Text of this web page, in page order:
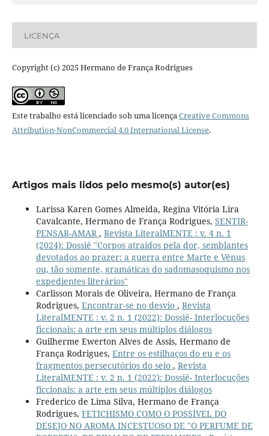
LICENÇA
Copyright (c) 2025 Hermano de França Rodrigues
Este trabalho está licenciado sob uma licençaCreative Commons
Attribution-NonCommercial 4.0 International License.
Artigos mais lidos pelo mesmo(s) autor(es)
Larissa Karen Gomes Almeida, Regina Vitória Lira
Cavalcante, Hermano de França Rodrigues, SENTIR-
PENSAR-AMAR, Revista LiteralMENTE : v. 4 n. 1
(2024): Dossiê "Corpos atraídos pela dor, semblantes
devotados ao prazer: a guerra entre Marte e Vênus
ou, tão somente, gramáticas do sadomasoquismo nos
expedientes literários"
Carlisson Morais de Oliveira, Hermano de França
Rodrigues, Encontrar-se no desvio , Revista
LiteralMENTE : v. 2 n. 1 (2022): Dossiê- Interlocuções
ficcionais: a arte em seus múltiplos diálogos
Guilherme Ewerton Alves de Assis, Hermano de
França Rodrigues, Entre os estilhaços do eu e os
fragmentos persecutórios do seio , Revista
LiteralMENTE : v. 2 n. 1 (2022): Dossiê- Interlocuções
ficcionais: a arte em seus múltiplos diálogos
Frederico de Lima Silva, Hermano de França
Rodrigues, FETICHISMO COMO O POSSÍVEL DO
DESEJO NO AROMA INCESTUOSO DE "O PERFUME DE